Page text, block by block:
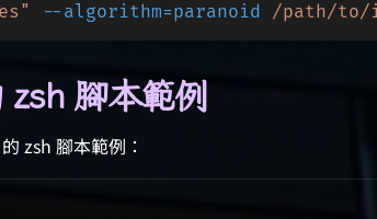
--algorithm=paranoid /path/to/
腳本範例
的 zsh 腳本範例：